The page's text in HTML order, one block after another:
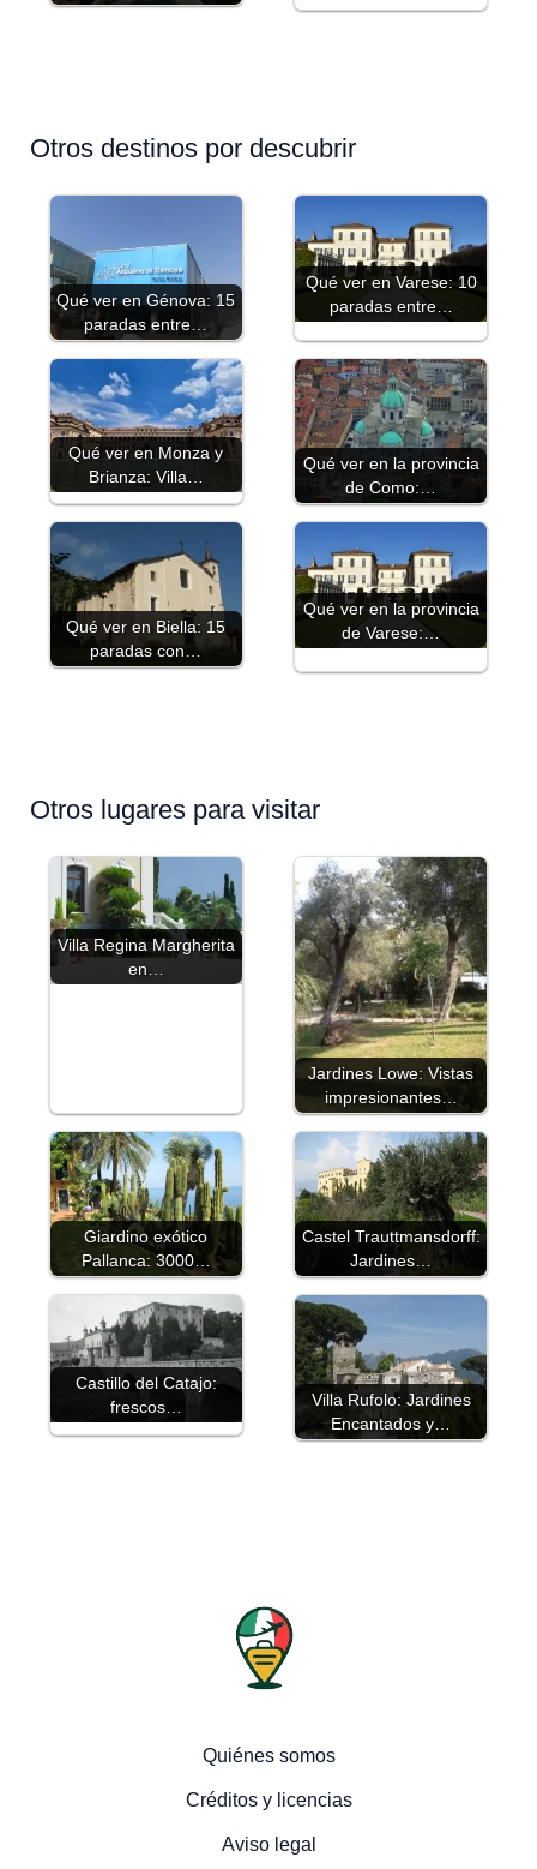
Otros destinos por descubrir
Qué ver en Génova: 15
paradas entre…
Qué ver en Varese: 10
paradas entre…
Qué ver en Monza y
Brianza: Villa…
Qué ver en la provincia
de Como:…
Qué ver en Biella: 15
paradas con…
Qué ver en la provincia
de Varese:…
Otros lugares para visitar
Villa Regina Margherita
en…
Jardines Lowe: Vistas
impresionantes…
Giardino exótico
Pallanca: 3000…
Castel Trauttmansdorff:
Jardines…
Castillo del Catajo:
frescos…
Villa Rufolo: Jardines
Encantados y…
Quiénes somos
Créditos y licencias
Aviso legal